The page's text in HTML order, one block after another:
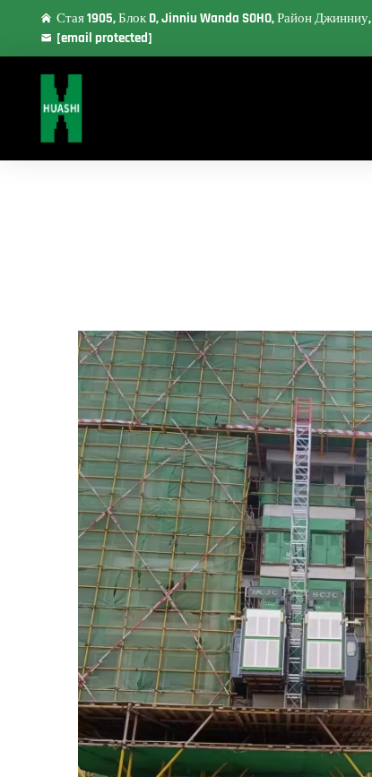
Стая 1905, Блок D, Jinniu Wanda SOHO, Район
[email protected]